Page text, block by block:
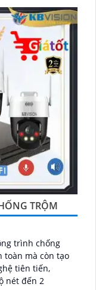
TRỘM
trình chống
toàn mà còn tạo
nét đến 2